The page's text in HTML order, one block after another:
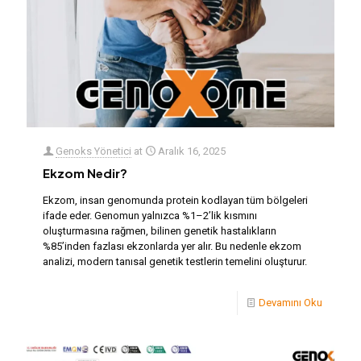
Genoks Yönetici at Aralık 16, 2025
Ekzom Nedir?
Ekzom, insan genomunda protein kodlayan tüm bölgeleri
ifade eder. Genomun yalnızca %1–2’lik kısmını
oluşturmasına rağmen, bilinen genetik hastalıkların
%85’inden fazlası ekzonlarda yer alır. Bu nedenle ekzom
analizi, modern tanısal genetik testlerin temelini oluşturur.
Devamını Oku